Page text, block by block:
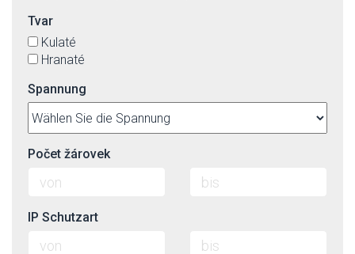
Tvar
Kulaté
Hranaté
Spannung
Počet žárovek
IP Schutzart